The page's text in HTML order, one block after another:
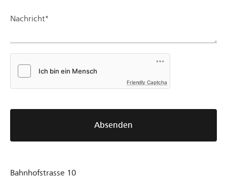
Nachricht*
Friendly Captcha
Absenden
Bahnhofstrasse 10